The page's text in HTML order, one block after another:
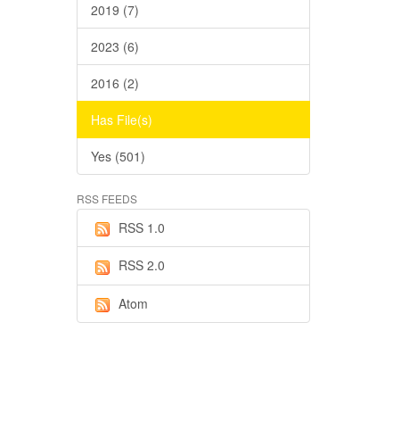
2019 (7)
2023 (6)
2016 (2)
Has File(s)
Yes (501)
RSS FEEDS
RSS 1.0
RSS 2.0
Atom